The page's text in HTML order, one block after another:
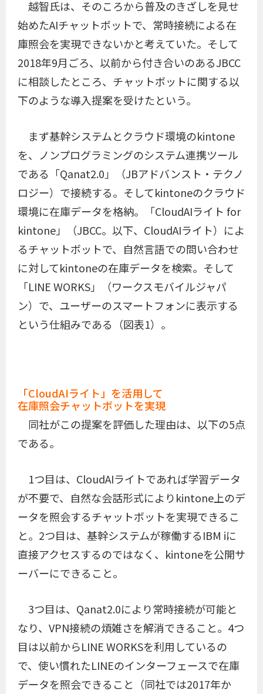
越智氏は、そのころから普及のきざしを見せ
始めたAIチャットボットで、常時接続による在
庫照会を実現できないかと考えていた。そして
2018年9月ごろ、以前から付き合いのあるJBCC
に相談したところ、チャットボットに関する以
下のような導入提案を受けたという。
まず基幹システムとクラウド環境のkintone
を、ノンプログラミングのシステム連携ツール
である「Qanat2.0」（JBアドバンスト・テクノ
ロジー）で接続する。そしてkintoneのクラウド
環境に在庫データを格納。「CloudAIライト for
kintone」（JBCC。以下、CloudAIライト）によ
るチャットボットで、自然言語での問い合わせ
に対してkintoneの在庫データを検索。そして
「LINE WORKS」（ワークスモバイルジャパ
ン）で、ユーザーのスマートフォンに表示する
という仕組みである（図表1）。
「CloudAIライト」を活用して
在庫照会チャットボットを実現
同社がこの提案を評価した理由は、以下の5点
である。
1つ目は、CloudAIライトであれば学習データ
が不要で、自然な会話形式によりkintone上のデ
ータを照会するチャットボットを実現できるこ
と。2つ目は、基幹システムが稼働するIBM iに
直接アクセスするのではなく、kintoneを公開サ
ーバーにできること。
3つ目は、Qanat2.0により常時接続が可能と
なり、VPN接続の煩雑さを解消できること。4つ
目は以前からLINE WORKSを利用しているの
で、使い慣れたLINEのインターフェースで在庫
データを照会できること（同社では2017年か